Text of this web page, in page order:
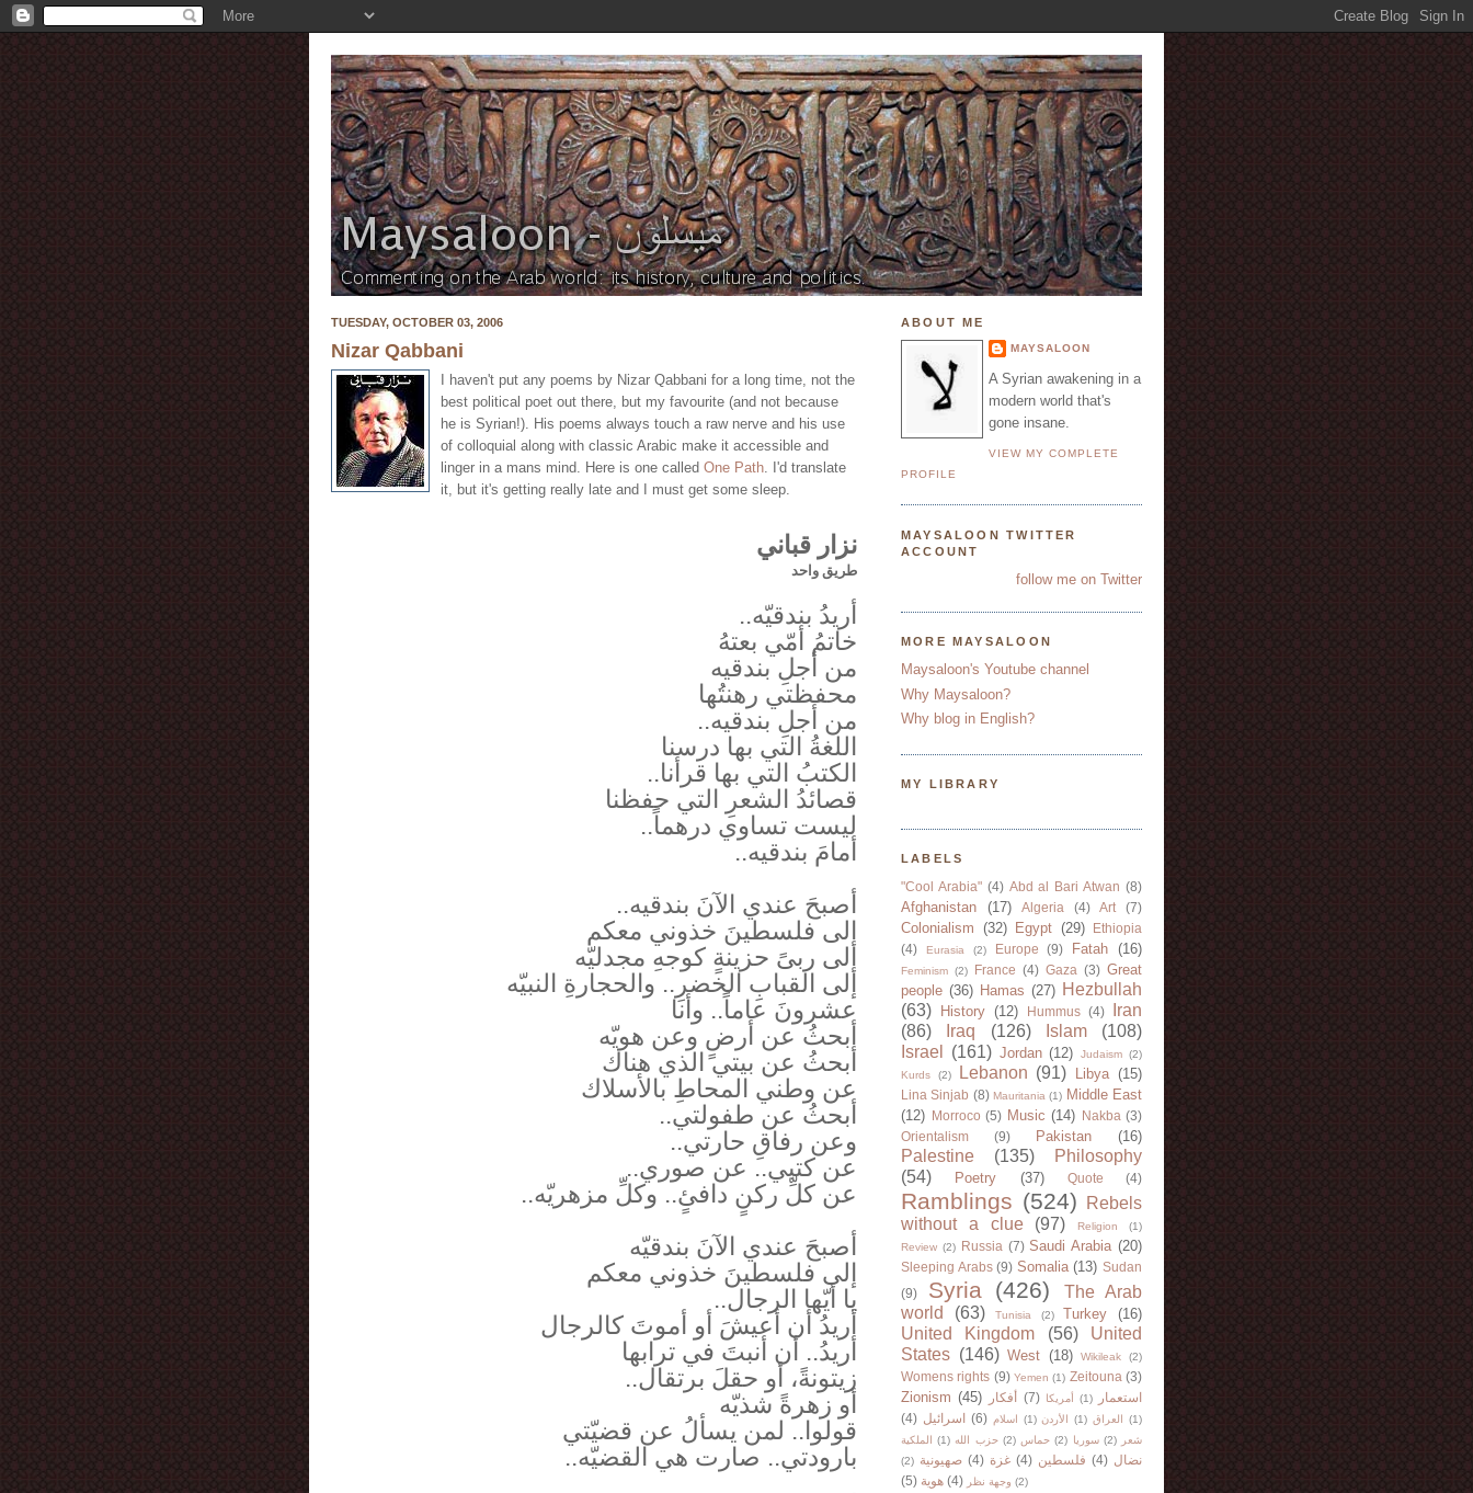
TUESDAY, OCTOBER 03, 2006
Nizar Qabbani
I haven't put any poems by Nizar Qabbani for a long time, not the
best political poet out there, but my favourite (and not because
he is Syrian!). His poems always touch a raw nerve and his use
of colloquial along with classic Arabic make it accessible and
linger in a mans mind. Here is one called One Path. I'd translate
it, but it's getting really late and I must get some sleep.
نزار قباني
طريق واحد
أريدُ بندقيّه..
خاتمُ أمّي بعتهُ
من أجلِ بندقيه
محفظتي رهنتُها
من أجلِ بندقيه..
اللغةُ التي بها درسنا
الكتبُ التي بها قرأنا..
قصائدُ الشعرِ التي حفظنا
ليست تساوي درهماً..
أمامَ بندقيه..
أصبحَ عندي الآنَ بندقيه..
إلى فلسطينَ خذوني معكم
إلى ربىً حزينةٍ كوجهِ مجدليّه
إلى القبابِ الخضرِ.. والحجارةِ النبيّه
عشرونَ عاماً.. وأنا
أبحثُ عن أرضٍ وعن هويّه
أبحثُ عن بيتي الذي هناك
عن وطني المحاطِ بالأسلاك
أبحثُ عن طفولتي..
وعن رفاقِ حارتي..
عن كتبي.. عن صوري..
عن كلِّ ركنٍ دافئٍ.. وكلِّ مزهريّه..
أصبحَ عندي الآنَ بندقيّه
إلى فلسطينَ خذوني معكم
يا أيّها الرجال..
أريدُ أن أعيشَ أو أموتَ كالرجال
أريدُ.. أن أنبتَ في ترابها
زيتونةً، أو حقلَ برتقال..
أو زهرةً شذيّه
قولوا.. لمن يسألُ عن قضيّتي
بارودتي.. صارت هي القضيّه..
ABOUT ME
MAYSALOON
A Syrian awakening in a
modern world that's
gone insane.
VIEW MY COMPLETE
PROFILE
MAYSALOON TWITTER
ACCOUNT
follow me on Twitter
MORE MAYSALOON
Maysaloon's Youtube channel
Why Maysaloon?
Why blog in English?
MY LIBRARY
LABELS
"Cool Arabia" (4) Abd al Bari Atwan (8)
Afghanistan (17) Algeria (4) Art (7)
Colonialism (32) Egypt (29)
Ethiopia
(4)
Eurasia (2) Europe (9) Fatah (16)
Feminism (2) France (4) Gaza (3) Great
people (36) Hamas (27) Hezbullah
(63)
History (12) Hummus (4)
Iran
(86)
Iraq (126) Islam
(108)
Israel
(161) Jordan (12) Judaism (2)
Kurds
(2) Lebanon (91) Libya (15)
Lina Sinjab (8) Mauritania (1) Middle East
(12)
Morroco (5) Music (14) Nakba (3)
Orientalism
(9) Pakistan (16)
Palestine (135)
Philosophy
(54)
Poetry (37) Quote (4)
Ramblings (524)
Rebels
without a clue
(97) Religion
(1)
Review (2) Russia (7) Saudi Arabia (20)
Sleeping Arabs (9) Somalia (13) Sudan
(9)
Syria (426)
The Arab
world
(63) Tunisia (2) Turkey (16)
United Kingdom (56)
United
States (146) West (18) Wikileak (2)
Womens rights (9) Yemen (1) Zeitouna (3)
Zionism (45) أفكار (7) أمريكا (1)
استعمار
(4) اسرائيل (6) اسلام (1) الأردن (1) العراق
(1)
الملكية
(1) حزب الله (2) حماس (2) سوريا (2)
شعر
(2) صهيونية (4) غزة (4) فلسطين (4) نضال
(5) هوية (4) وجهة نظر (2)